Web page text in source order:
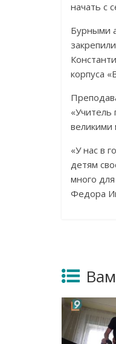
начать с
Бурными
корпуса
«Учитель
«У нас в
детям
много
Федора